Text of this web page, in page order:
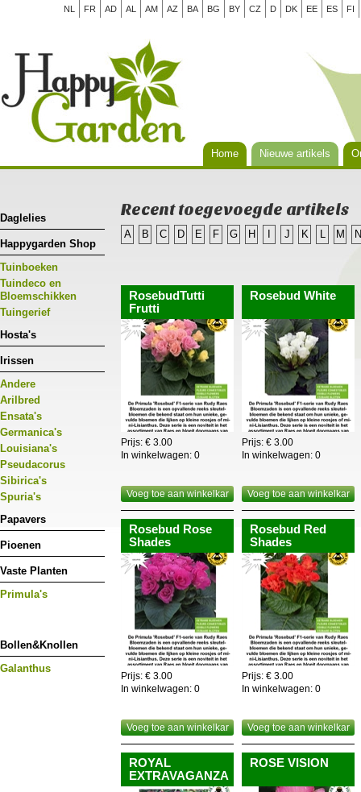
NL FR AD AL AM AZ BA BG BY CZ D DK EE ES FI
Home Nieuwe artikels
Daglelies
Happygarden Shop
Tuinboeken
Tuindeco en
Bloemschikken
Tuingerief
Hosta's
Irissen
Andere
Arilbred
Ensata's
Germanica's
Louisiana's
Pseudacorus
Sibirica's
Spuria's
Papavers
Pioenen
Vaste Planten
Primula's
Bollen&Knollen
Galanthus
Recent toegevoegde artikels
A B C D E F G H J K L M N
RosebudTutti
Frutti
Prijs: € 3.00
In winkelwagen: 0
Voeg toe aan winkelkar
Rosebud White
Prijs: € 3.00
In winkelwagen: 0
Voeg toe aan winkelkar
Rosebud Rose
Shades
Prijs: € 3.00
In winkelwagen: 0
Voeg toe aan winkelkar
Rosebud Red
Shades
Prijs: € 3.00
In winkelwagen: 0
Voeg toe aan winkelkar
ROYAL
EXTRAVAGANZA
ROSE VISION